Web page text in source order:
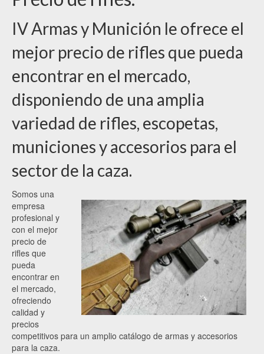
IV Armas y Munición le ofrece el
mejor precio de rifles que pueda
encontrar en el mercado,
disponiendo de una amplia
variedad de rifles, escopetas,
municiones y accesorios para el
sector de la caza.
Somos una
empresa
profesional y
con el mejor
precio de
rifles que
pueda
encontrar en
el mercado,
ofreciendo
calidad y
precios
competitivos para un amplio catálogo de armas y accesorios
para la caza.